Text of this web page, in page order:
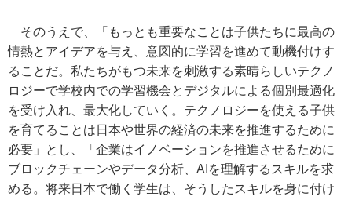
そのうえで、「もっとも重要なことは子供たちに最高の
情熱とアイデアを与え、意図的に学習を進めて動機付けす
ることだ。私たちがもつ未来を刺激する素晴らしいテクノ
ロジーで学校内での学習機会とデジタルによる個別最適化
を受け入れ、最大化していく。テクノロジーを使える子供
を育てることは日本や世界の経済の未来を推進するために
必要」とし、「企業はイノベーションを推進させるために
ブロックチェーンやデータ分析、AIを理解するスキルを求
める。将来日本で働く学生は、そうしたスキルを身に付け